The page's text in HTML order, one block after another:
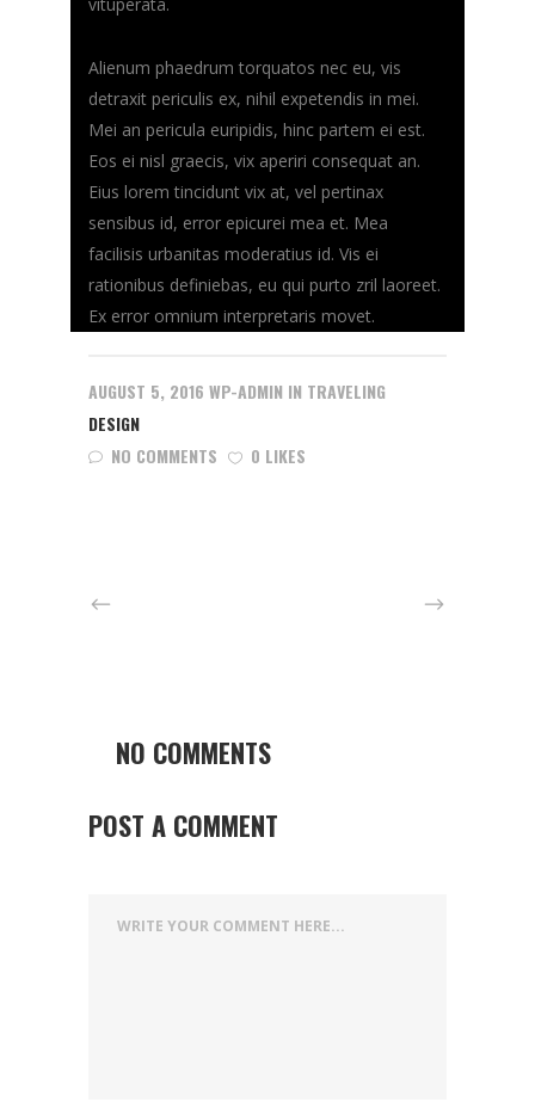
Alienum phaedrum torquatos nec eu, vis
detraxit periculis ex, nihil expetendis in mei.
Mei an pericula euripidis, hinc partem ei est.
Eos ei nisl graecis, vix aperiri consequat an.
Eius lorem tincidunt vix at, vel pertinax
sensibus id, error epicurei mea et. Mea
facilisis urbanitas moderatius id. Vis ei
rationibus definiebas, eu qui purto zril laoreet.
Ex error omnium interpretaris movet.
AUGUST 5, 2016 WP-ADMIN IN TRAVELING
DESIGN
NO COMMENTS
0 LIKES
NO COMMENTS
POST A COMMENT